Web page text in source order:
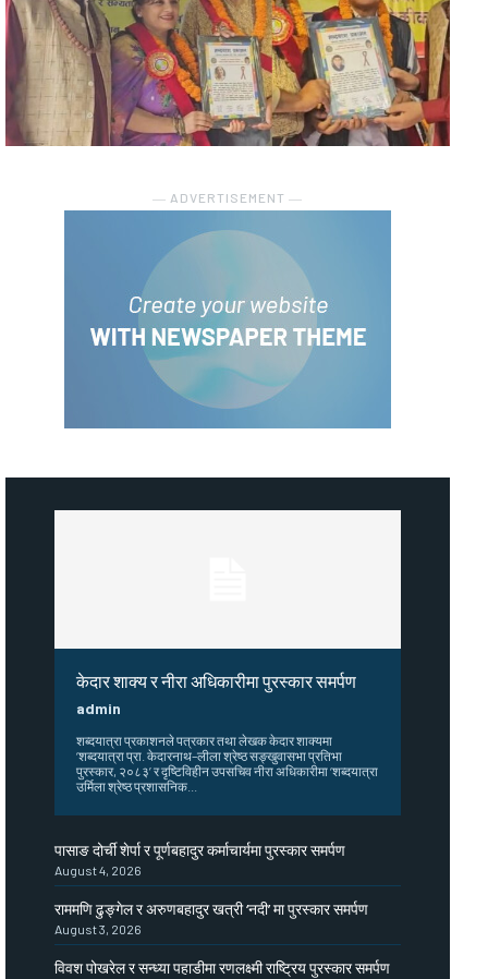
― ADVERTISEMENT ―
केदार शाक्य र नीरा अधिकारीमा पुरस्कार समर्पण
admin
शब्दयात्रा प्रकाशनले पत्रकार तथा लेखक केदार शाक्यमा
‘शब्दयात्रा प्रा. केदारनाथ–लीला श्रेष्ठ सङ्खुवासभा प्रतिभा
पुरस्कार, २०८३’ र दृष्टिविहीन उपसचिव नीरा अधिकारीमा ‘शब्दयात्रा
उर्मिला श्रेष्ठ प्रशासनिक...
पासाङ दोर्ची शेर्पा र पूर्णबहादुर कर्माचार्यमा पुरस्कार समर्पण
August 4, 2026
राममणि ढुङ्गेल र अरुणबहादुर खत्री ‘नदी’ मा पुरस्कार समर्पण
August 3, 2026
विवश पोखरेल र सन्ध्या पहाडीमा रणलक्ष्मी राष्ट्रिय पुरस्कार समर्पण